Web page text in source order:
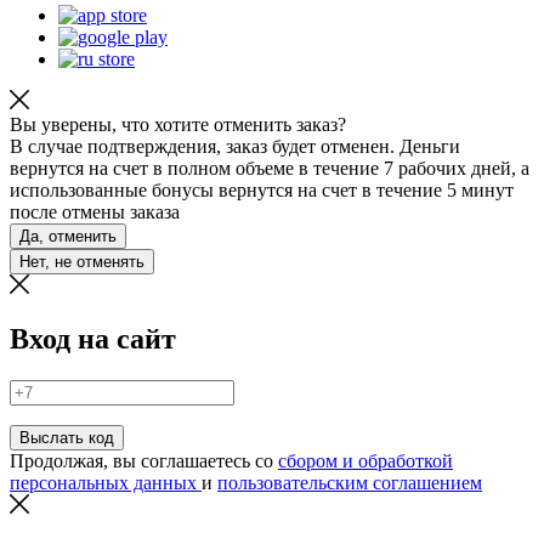
Вы уверены, что хотите отменить заказ?
В случае подтверждения, заказ будет отменен. Деньги
вернутся на счет в полном объеме в течение 7 рабочих дней, а
использованные бонусы вернутся на счет в течение 5 минут
после отмены заказа
Да, отменить
Нет, не отменять
Вход на сайт
Выслать код
Продолжая, вы соглашаетесь со сбором и обработкой
персональных данных и пользовательским соглашением